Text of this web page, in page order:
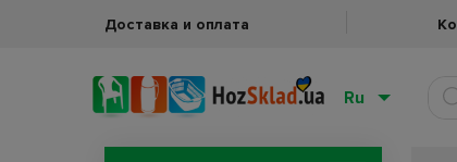
Доставка и оплата
Ru